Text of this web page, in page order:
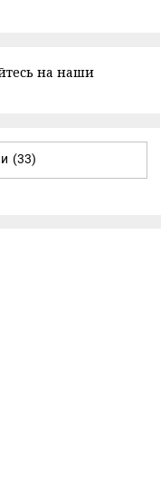
на наши
(33)